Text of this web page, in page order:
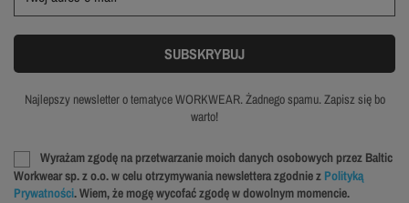
Najlepszy newsletter o tematyce WORKWEAR. Żadnego spamu. Zapisz się bo
warto!
Wyrażam zgodę na przetwarzanie moich danych osobowych przez Baltic
Workwear sp. z o.o. w celu otrzymywania newslettera zgodnie z Polityką
Prywatności. Wiem, że mogę wycofać zgodę w dowolnym momencie.